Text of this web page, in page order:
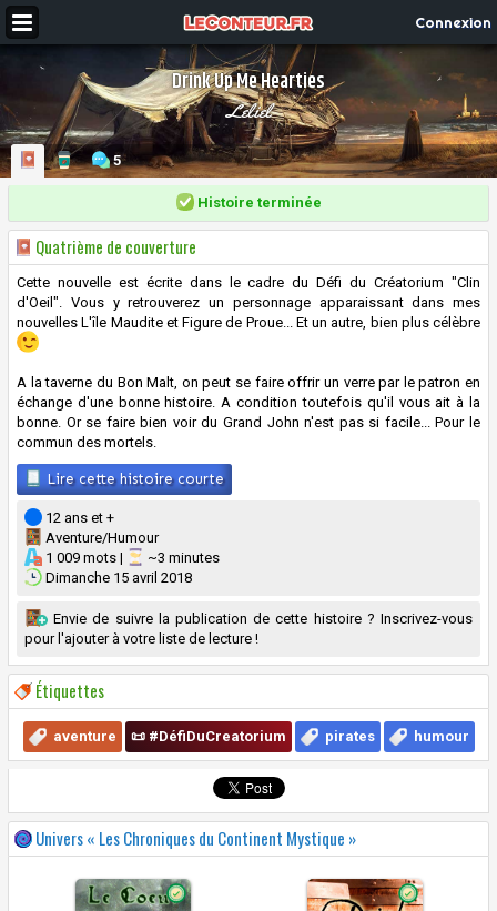
Connexion
Drink Up Me Hearties
Leliel
5
Histoire terminée
Quatrième de couverture
Cette nouvelle est écrite dans le cadre du Défi du Créatorium "Clin
d'Oeil". Vous y retrouverez un personnage apparaissant dans mes
nouvelles L'île Maudite et Figure de Proue... Et un autre, bien plus célèbre
A la taverne du Bon Malt, on peut se faire offrir un verre par le patron en
échange d'une bonne histoire. A condition toutefois qu'il vous ait à la
bonne. Or se faire bien voir du Grand John n'est pas si facile... Pour le
commun des mortels.
Lire cette histoire courte
12 ans et +
Aventure/Humour
1 009 mots |
~3 minutes
Dimanche 15 avril 2018
Envie de suivre la publication de cette histoire ? Inscrivez-vous
pour l'ajouter à votre liste de lecture !
Étiquettes
aventure 📜 #DéfiDuCreatorium pirates humour
Univers « Les Chroniques du Continent Mystique »